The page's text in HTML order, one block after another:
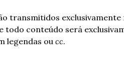
todo conteúdo será
legendas ou cc.